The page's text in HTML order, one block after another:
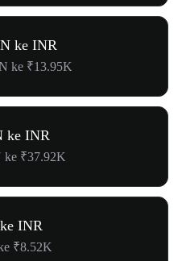
ke INR
ke ₹13.95K
ke INR
ke ₹37.92K
INR
₹8.52K